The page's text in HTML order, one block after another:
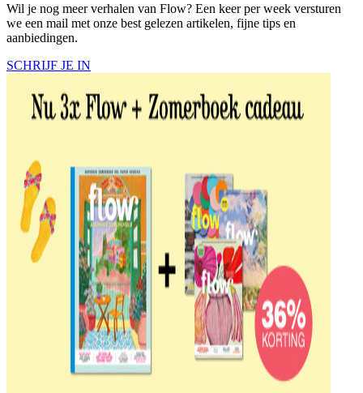
Wil je nog meer verhalen van Flow? Een keer per week versturen
we een mail met onze best gelezen artikelen, fijne tips en
aanbiedingen.
SCHRIJF JE IN